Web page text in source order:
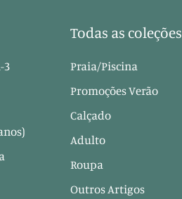
3
Todas as coleções
Praia/Piscina
Promoções Verão
Calçado
Adulto
Roupa
Outros Artigos